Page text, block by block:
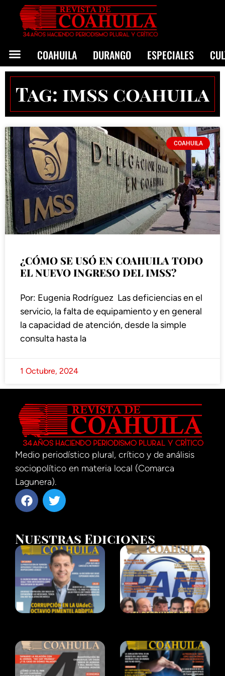
COAHUILA DURANGO ESPECIALES
Tag: imss coahuila
COAHUILA
¿CÓMO SE USÓ EN COAHUILA TODO
EL NUEVO INGRESO DEL IMSS?
Por: Eugenia Rodríguez Las deficiencias en el
servicio, la falta de equipamiento y en general
la capacidad de atención, desde la simple
consulta hasta la
1 Octubre, 2024
Medio periodístico plural, crítico y de análisis
sociopolítico en materia local (Comarca
Lagunera).
Nuestras Ediciones